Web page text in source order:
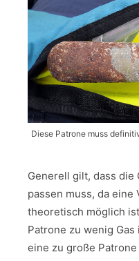
Diese Patrone muss
Generell gilt, dass die
passen muss, da
theoretisch möglich
Patrone zu wenig
eine zu große